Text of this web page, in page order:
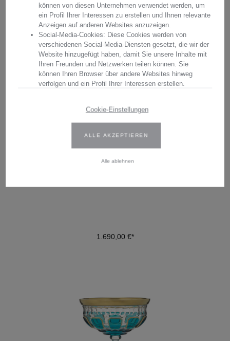
VASE KRISTALL ANTIKE AZUR
(43 CM)
1.690,00 €*
VASE KRISTALL ANTIKE AZUR
(43 CM)
1.690,00 €*
DETAILS
können von diesen Unternehmen verwendet werden, um
ein Profil Ihrer Interessen zu erstellen und Ihnen relevante
Anzeigen auf anderen Websites anzuzeigen.
Social-Media-Cookies: Diese Cookies werden von
verschiedenen Social-Media-Diensten gesetzt, die wir der
Website hinzugefügt haben, damit Sie unsere Inhalte mit
Ihren Freunden und Netzwerken teilen können. Sie
können Ihren Browser über andere Websites hinweg
verfolgen und ein Profil Ihrer Interessen erstellen.
Informationen finden Sie in unserer Datenschutzbestimmungen.
Geben Sie Ihre Zustimmung oder bearbeiten Sie die Cookie-
Einstellungen, um festzulegen, wie Ihre gesammelten Daten
verwendet werden können. Sie können Ihre Einwilligung jederzeit
Cookie-Einstellungen
Alle ablehnen
ALLE AKZEPTIEREN